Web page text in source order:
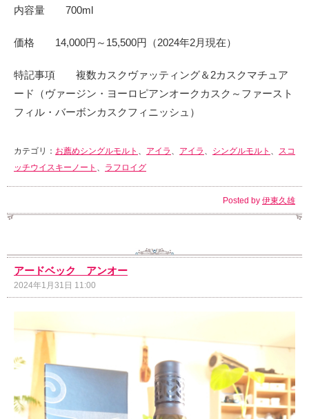
内容量 700ml
価格 14,000円～15,500円（2024年2月現在）
特記事項 複数カスクヴァッティング＆2カスクマチュア
ード（ヴァージン・ヨーロピアンオークカスク～ファースト
フィル・バーボンカスクフィニッシュ）
カテゴリ： お薦めシングルモルト アイラ アイラ シングルモルト
スコ
ッチウイスキーノート
ラフロイグ
Posted by 伊東久雄
アードベック アンオー
2024年1月31日 11:00